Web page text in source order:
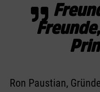
Ron Paustian,